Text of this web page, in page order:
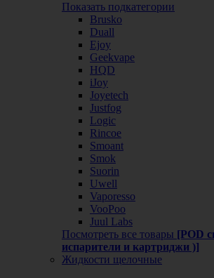
Показать подкатегории
Brusko
Duall
Ejoy
Geekvape
HQD
iJoy
Joyetech
Justfog
Logic
Rincoe
Smoant
Smok
Suorin
Uwell
Vaporesso
VooPoo
Juul Labs
Посмотреть все товары [POD
испарители и картриджи )]
Жидкости щелочные